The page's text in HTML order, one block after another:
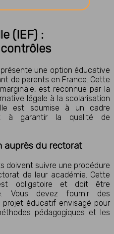
(IEF) :
une option éducative
de parents en France. Cette
est reconnue par la
légale à la scolarisation
est soumise à un cadre
à garantir la qualité de
auprès du rectorat
doivent suivre une procédure
de leur académie. Cette
obligatoire et doit être
Vous devez fournir des
éducatif envisagé pour
pédagogiques et les